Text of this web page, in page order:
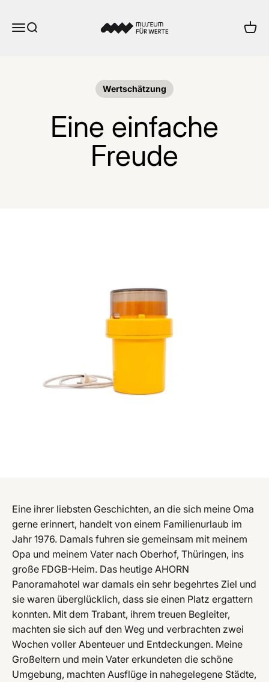
MenüSuche
Wertschätzung
Eine einfache
Freude
Eine ihrer liebsten Geschichten, an die sich meine Oma
gerne erinnert, handelt von einem Familienurlaub im
Jahr 1976. Damals fuhren sie gemeinsam mit meinem
Opa und meinem Vater nach Oberhof, Thüringen, ins
große FDGB-Heim. Das heutige AHORN
Panoramahotel war damals ein sehr begehrtes Ziel und
sie waren überglücklich, dass sie einen Platz ergattern
konnten. Mit dem Trabant, ihrem treuen Begleiter,
machten sie sich auf den Weg und verbrachten zwei
Wochen voller Abenteuer und Entdeckungen. Meine
Großeltern und mein Vater erkundeten die schöne
Umgebung, machten Ausflüge in nahegelegene Städte,